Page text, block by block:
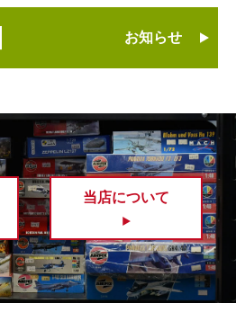
お知らせ
当店について